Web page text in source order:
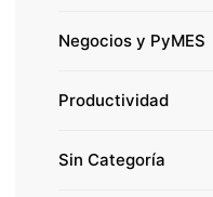
Negocios y PyMES
Productividad
Sin Categoría